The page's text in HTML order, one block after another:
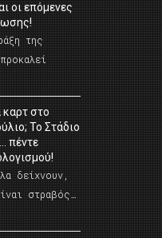
οι επόμενες
της
καρτ στο
Το Στάδιο
πέντε
δείχνουν,
στραβός…